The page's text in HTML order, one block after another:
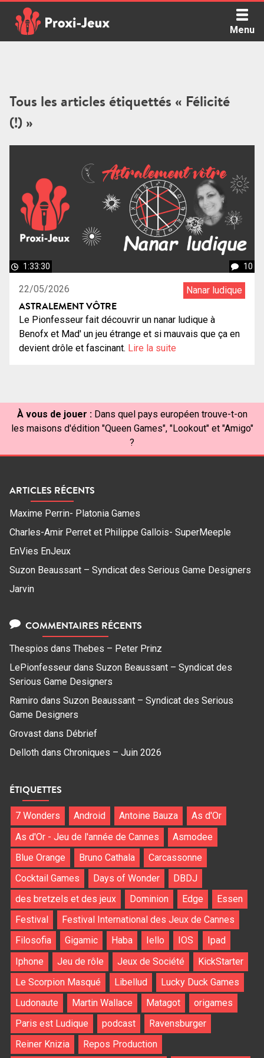
content
Menu
Tous les articles étiquettés « Félicité
(!) »
1:33:30 10
22/05/2026 Nanar ludique
ASTRALEMENT VÔTRE
Le Pionfesseur fait découvrir un nanar ludique à
Benofx et Mad' un jeu étrange et si mauvais que ça en
devient drôle et fascinant. Lire la suite
À vous de jouer : Dans quel pays européen trouve-t-on
les maisons d'édition "Queen Games", "Lookout" et "Amigo"
?
ARTICLES RÉCENTS
Maxime Perrin- Platonia Games
Charles-Amir Perret et Philippe Gallois- SuperMeeple
EnVies EnJeux
Suzon Beaussant – Syndicat des Serious Game Designers
Jarvin
COMMENTAIRES RÉCENTS
Thespios dans Thebes – Peter Prinz
LePionfesseur dans Suzon Beaussant – Syndicat des
Serious Game Designers
Ramiro dans Suzon Beaussant – Syndicat des Serious
Game Designers
Grovast dans Débrief
Delloth dans Chroniques – Juin 2026
ÉTIQUETTES
7 Wonders Android Antoine Bauza
As d'Or
As d'Or - Jeu de l'année de Cannes
Asmodee
Blue Orange
Bruno Cathala
Carcassonne
Cocktail Games
Days of Wonder
DBDJ
des bretzels et des jeux
Dominion Edge
Essen
Festival
Festival International des Jeux de Cannes
Filosofia
Gigamic Haba Iello IOS
Ipad
Iphone
Jeu de rôle Jeux de Société
KickStarter
Le Scorpion Masqué
Libellud
Lucky Duck Games
Ludonaute
Martin Wallace Matagot
origames
Paris est Ludique
podcast
Ravensburger
Reiner Knizia
Repos Production